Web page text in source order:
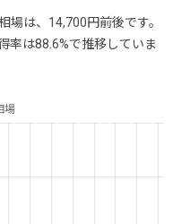
場は、14,700円前後です。
率は88.6%で推移していま